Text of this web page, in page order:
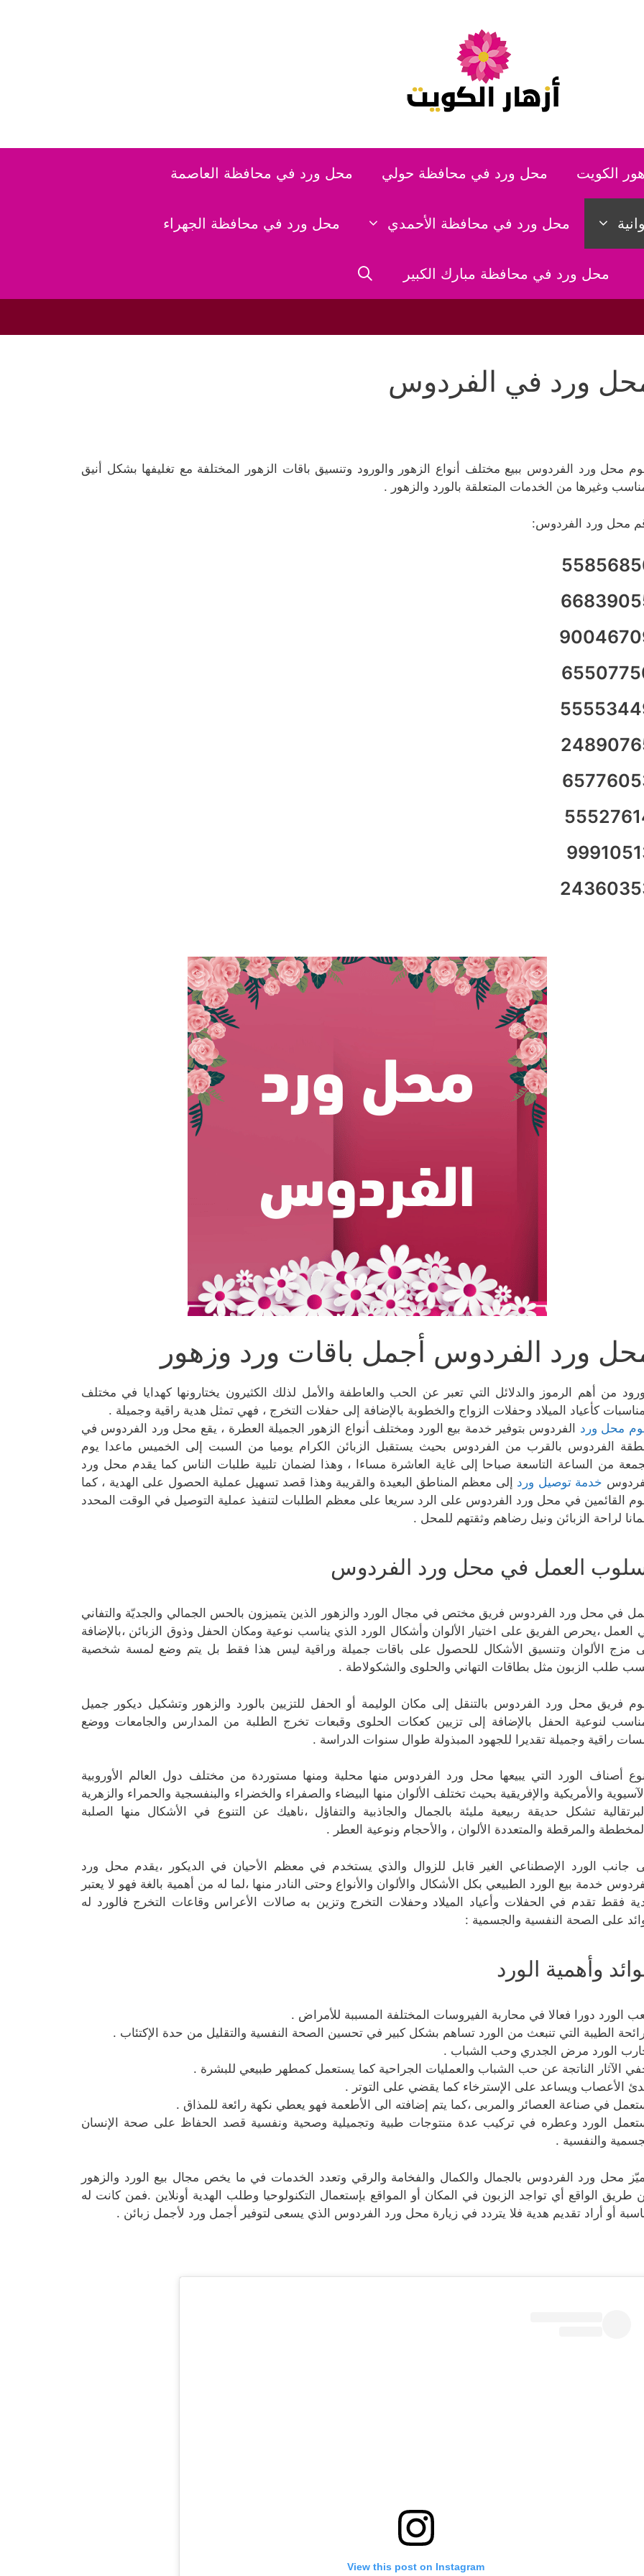
الكويت محل ورد في محافظة حولي محل ورد في محافظة العاصمة
محل ورد في محافظة الأحمدي محل ورد في محافظة الجهراء
محل ورد في محافظة مبارك الكبير
ورد في الفردوس
محل ورد الفردوس ببيع مختلف أنواع الزهور والورود وتنسيق باقات الزهور المختلفة مع تغليفها بشكل أنيق
وغيرها من الخدمات المتعلقة بالورد والزهور .
محل ورد الفردوس:
ورد الفردوس أجمل باقات ورد وزهور
من أهم الرموز والدلائل التي تعبر عن الحب والعاطفة والأمل لذلك الكثيرون يختارونها كهدايا في مختلف
كأعياد الميلاد وحفلات الزواج والخطوبة بالإضافة إلى حفلات التخرج ، فهي تمثل هدية راقية وجميلة .
محل ورد الفردوس بتوفير خدمة بيع الورد ومختلف أنواع الزهور الجميلة العطرة ، يقع محل ورد الفردوس في
الفردوس بالقرب من الفردوس بحيث يستقبل الزبائن الكرام يوميا من السبت إلى الخميس ماعدا يوم
من الساعة التاسعة صباحا إلى غاية العاشرة مساءا ، وهذا لضمان تلبية طلبات الناس كما يقدم محل ورد
خدمة توصيل ورد إلى معظم المناطق البعيدة والقريبة وهذا قصد تسهيل عملية الحصول على الهدية ، كما
القائمين في محل ورد الفردوس على الرد سريعا على معظم الطلبات لتنفيذ عملية التوصيل في الوقت المحدد
لراحة الزبائن ونيل رضاهم وثقتهم للمحل .
العمل في محل ورد الفردوس
في محل ورد الفردوس فريق مختص في مجال الورد والزهور الذين يتميزون بالحس الجمالي والجديّة والتفاني
العمل ،يحرص الفريق على اختيار الألوان وأشكال الورد الذي يناسب نوعية ومكان الحفل وذوق الزبائن ،بالإضافة
مزج الألوان وتنسيق الأشكال للحصول على باقات جميلة وراقية ليس هذا فقط بل يتم وضع لمسة شخصية
طلب الزبون مثل بطاقات التهاني والحلوى والشكولاطة .
فريق محل ورد الفردوس بالتنقل إلى مكان الوليمة أو الحفل للتزيين بالورد والزهور وتشكيل ديكور جميل
لنوعية الحفل بالإضافة إلى تزيين كعكات الحلوى وقبعات تخرج الطلبة من المدارس والجامعات ووضع
راقية وجميلة تقديرا للجهود المبذولة طوال سنوات الدراسة .
أصناف الورد التي يبيعها محل ورد الفردوس منها محلية ومنها مستوردة من مختلف دول العالم الأوروبية
والأمريكية والإفريقية بحيث تختلف الألوان منها البيضاء والصفراء والخضراء والبنفسجية والحمراء والزهرية
تشكل حديقة ربيعية مليئة بالجمال والجاذبية والتفاؤل ،ناهيك عن التنوع في الأشكال منها الصلبة
والمرقطة والمتعددة الألوان ، والأحجام ونوعية العطر .
جانب الورد الإصطناعي الغير قابل للزوال والذي يستخدم في معظم الأحيان في الديكور ،يقدم محل ورد
خدمة بيع الورد الطبيعي بكل الأشكال والألوان والأنواع وحتى النادر منها ،لما له من أهمية بالغة فهو لا يعتبر
فقط تقدم في الحفلات وأعياد الميلاد وحفلات التخرج وتزين به صالات الأعراس وقاعات التخرج فالورد له
على الصحة النفسية والجسمية :
وأهمية الورد
الورد دورا فعالا في محاربة الفيروسات المختلفة المسببة للأمراض .
الطيبة التي تنبعث من الورد تساهم بشكل كبير في تحسين الصحة النفسية والتقليل من حدة الإكتئاب .
الورد مرض الجدري وحب الشباب .
الآثار الناتجة عن حب الشباب والعمليات الجراحية كما يستعمل كمطهر طبيعي للبشرة .
الأعصاب ويساعد على الإسترخاء كما يقضي على التوتر .
في صناعة العصائر والمربى ،كما يتم إضافته الى الأطعمة فهو يعطي نكهة رائعة للمذاق .
الورد وعطره في تركيب عدة منتوجات طبية وتجميلية وصحية ونفسية قصد الحفاظ على صحة الإنسان
والنفسية .
محل ورد الفردوس بالجمال والكمال والفخامة والرقي وتعدد الخدمات في ما يخص مجال بيع الورد والزهور
طريق الواقع أي تواجد الزبون في المكان أو المواقع بإستعمال التكنولوحيا وطلب الهدية أونلاين .فمن كانت له
أو أراد تقديم هدية فلا يتردد في زيارة محل ورد الفردوس الذي يسعى لتوفير أجمل ورد لأجمل زبائن .
View this post on Instagram